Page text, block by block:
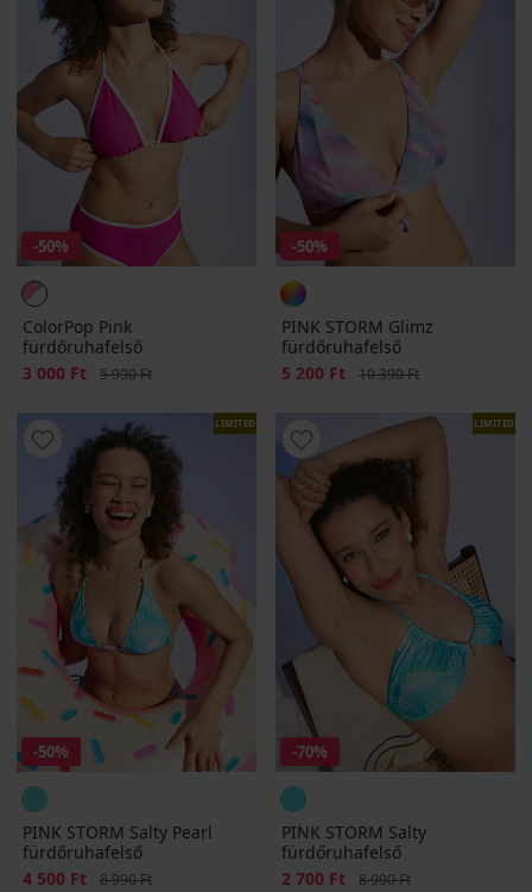
-50%
ColorPop Pink
fürdőruhafelső
Kedvezmény
3 000 Ft Eredeti ár
5 990 Ft
-50%
PINK STORM Glimz
fürdőruhafelső
Kedvezmény
5 200 Ft Eredeti ár
10 390 Ft
LIMITED
-50%
PINK STORM Salty Pearl
fürdőruhafelső
Kedvezmény
4 500 Ft Eredeti ár
8 990 Ft
LIMITED
-70%
PINK STORM Salty
fürdőruhafelső
Kedvezmény
2 700 Ft Eredeti ár
8 990 Ft